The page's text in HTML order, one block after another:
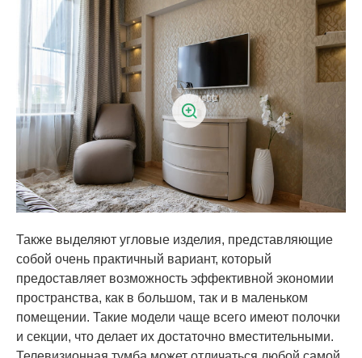
Также выделяют угловые изделия, представляющие
собой очень практичный вариант, который
предоставляет возможность эффективной экономии
пространства, как в большом, так и в маленьком
помещении. Такие модели чаще всего имеют полочки
и секции, что делает их достаточно вместительными.